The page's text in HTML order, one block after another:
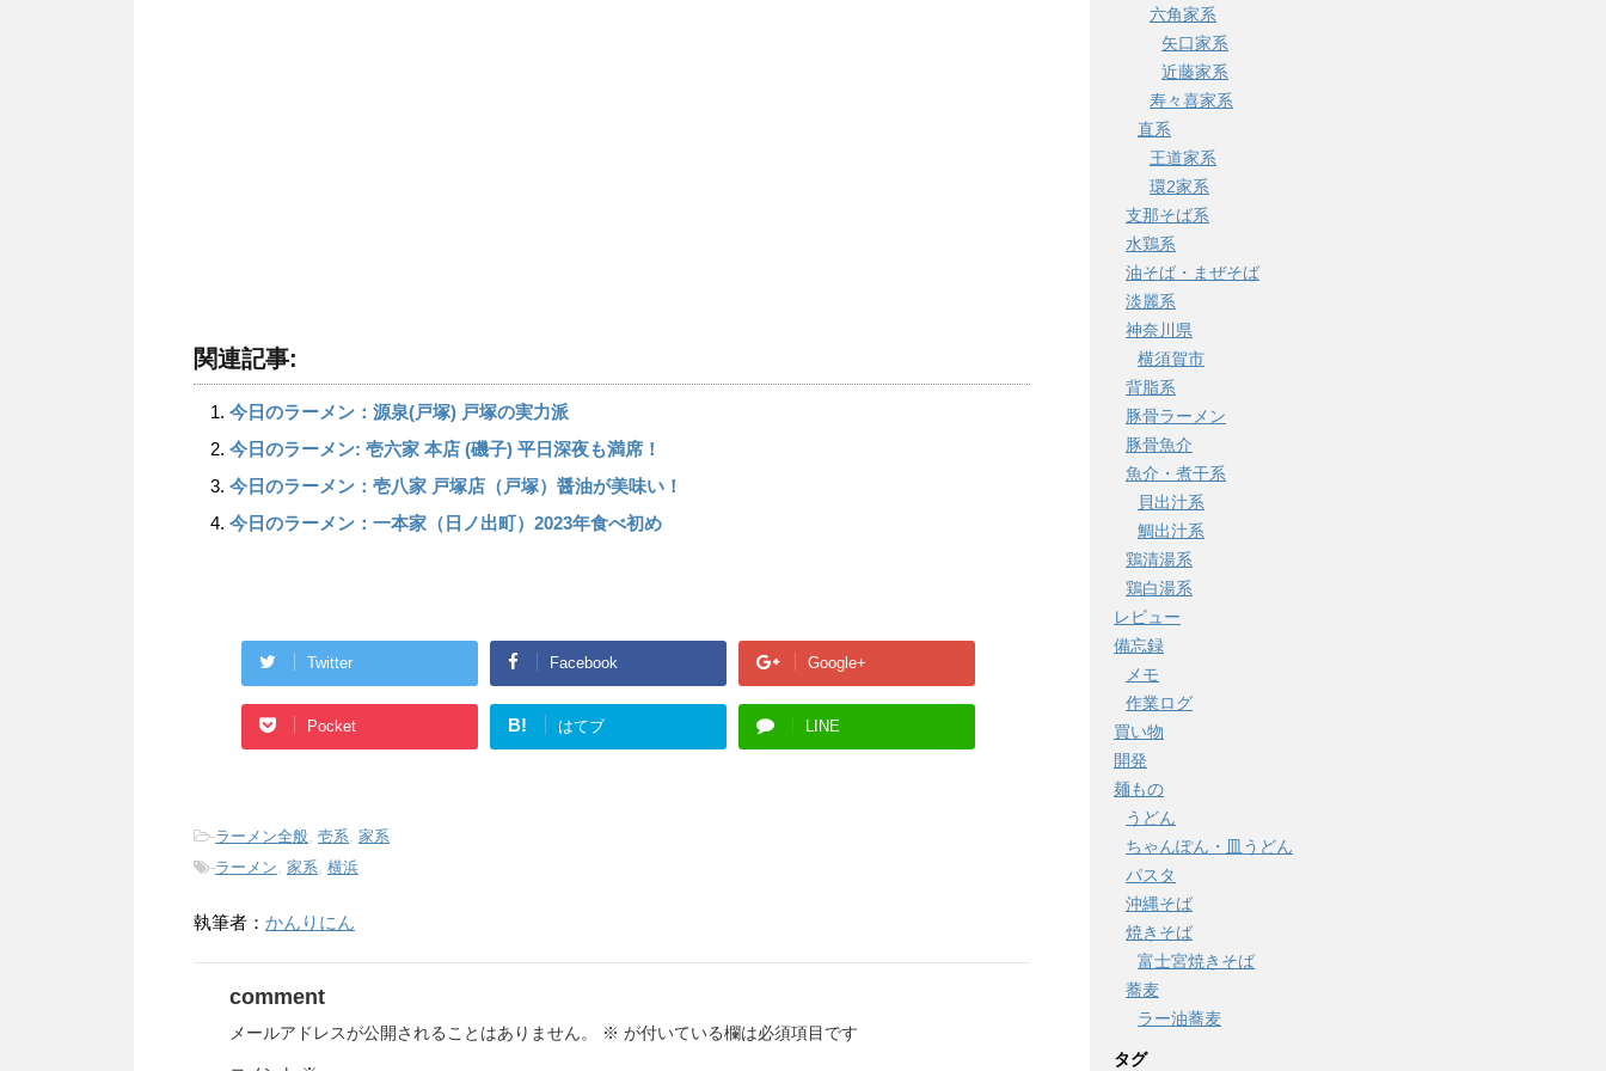
関連記事:
今日のラーメン：源泉(戸塚) 戸塚の実力派
今日のラーメン: 壱六家 本店 (磯子) 平日深夜も満席！
今日のラーメン：壱八家 戸塚店（戸塚）醤油が美味い！
今日のラーメン：一本家（日ノ出町）2023年食べ初め
Twitter Facebook Google+
Pocket B! はてブ LINE
-ラーメン全般 壱系 家系
-ラーメン 家系 横浜
執筆者： かんりにん
comment
メールアドレスが公開されることはありません。 ※ が付いている欄は必須項目です
六角家系
矢口家系
近藤家系
寿々喜家系
直系
王道家系
環2家系
支那そば系
水鶏系
油そば・まぜそば
淡麗系
神奈川県
横須賀市
背脂系
豚骨ラーメン
豚骨魚介
魚介・煮干系
貝出汁系
鯛出汁系
鶏清湯系
鶏白湯系
レビュー
備忘録
メモ
作業ログ
買い物
開発
麺もの
うどん
ちゃんぽん・皿うどん
パスタ
沖縄そば
焼きそば
富士宮焼きそば
蕎麦
ラー油蕎麦
タグ